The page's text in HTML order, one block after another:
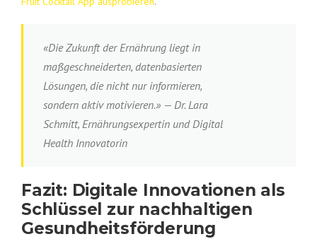
«Die Zukunft der Ernährung liegt in
maßgeschneiderten, datenbasierten
Lösungen, die nicht nur informieren,
sondern aktiv motivieren.» — Dr. Lara
Schmitt, Ernährungsexpertin und Digital
Health Innovatorin
Fazit: Digitale Innovationen als
Schlüssel zur nachhaltigen
Gesundheitsförderung